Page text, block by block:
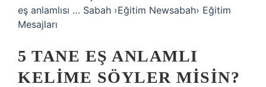
eş anlamlısı … Sabah ›Eğitim Newsabah› Eğitim
Mesajları
5 TANE EŞ ANLAMLI
KELIME SÖYLER MISIN?